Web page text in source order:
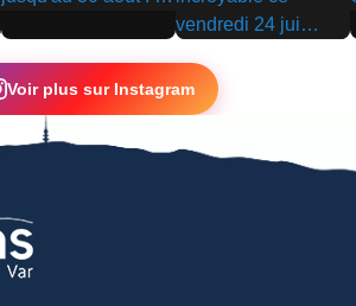
▶
▶
Voir plus sur Instagram